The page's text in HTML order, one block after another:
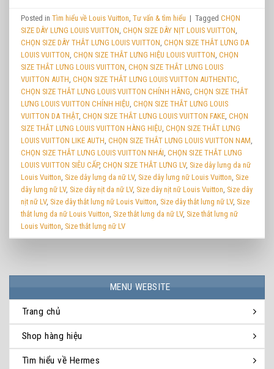
Posted inTìm hiểu về Louis Vuitton,Tư vấn & tìm hiểu | TaggedCHỌN
SIZE DÂY LƯNG LOUIS VUITTON,CHỌN SIZE DÂY NỊT LOUIS VUITTON,
CHỌN SIZE DÂY THẮT LƯNG LOUIS VUITTON,CHỌN SIZE THẮT LƯNG DA
LOUIS VUITTON,CHỌN SIZE THẮT LƯNG HIỆU LOUIS VUITTON,CHỌN
SIZE THẮT LƯNG LOUIS VUITTON,CHỌN SIZE THẮT LƯNG LOUIS
VUITTON AUTH,CHỌN SIZE THẮT LƯNG LOUIS VUITTON AUTHENTIC,
CHỌN SIZE THẮT LƯNG LOUIS VUITTON CHÍNH HÃNG,CHỌN SIZE THẮT
LƯNG LOUIS VUITTON CHÍNH HIỆU,CHỌN SIZE THẮT LƯNG LOUIS
VUITTON DA THẬT,CHỌN SIZE THẮT LƯNG LOUIS VUITTON FAKE,CHỌN
SIZE THẮT LƯNG LOUIS VUITTON HÀNG HIỆU,CHỌN SIZE THẮT LƯNG
LOUIS VUITTON LIKE AUTH,CHỌN SIZE THẮT LƯNG LOUIS VUITTON NAM,
CHỌN SIZE THẮT LƯNG LOUIS VUITTON NHÁI,CHỌN SIZE THẮT LƯNG
LOUIS VUITTON SIÊU CẤP,CHỌN SIZE THẮT LƯNG LV, Size dây lưng da nữ
Louis Vuitton, Size dây lưng da nữ LV, Size dây lưng nữ Louis Vuitton, Size
dây lưng nữ LV, Size dây nịt da nữ LV, Size dây nịt nữ Louis Vuitton, Size dây
nịt nữ LV, Size dây thắt lưng nữ Louis Vuitton, Size dây thắt lưng nữ LV, Size
thắt lưng da nữ Louis Vuitton, Size thắt lưng da nữ LV, Size thắt lưng nữ
Louis Vuitton, Size thắt lưng nữ LV
MENU WEBSITE
Trang chủ
Shop hàng hiệu
Tìm hiểu về Hermes